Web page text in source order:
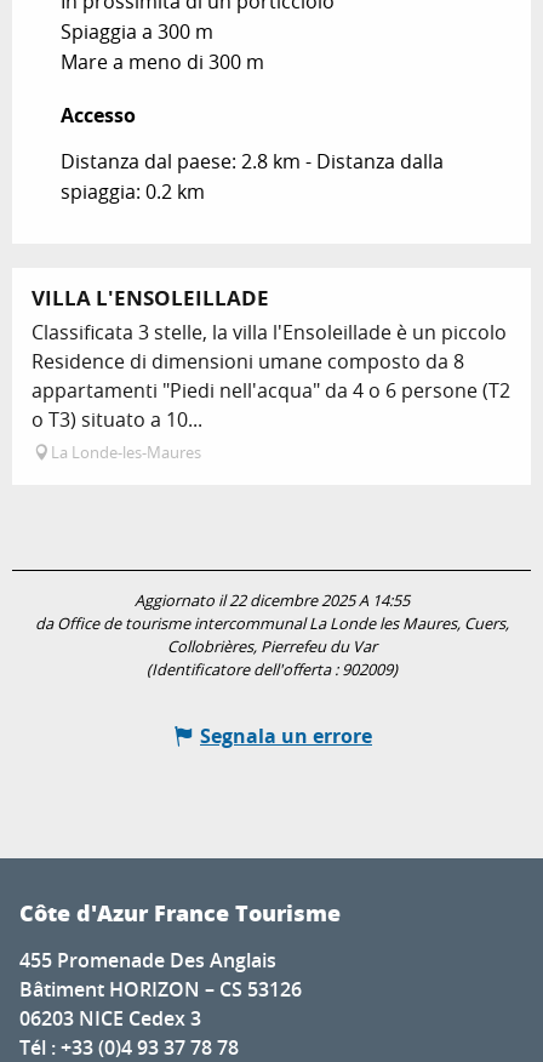
Spiaggia a 300 m
Mare a meno di 300 m
Accesso
Accesso
Distanza dal paese: 2.8 km - Distanza dalla
spiaggia: 0.2 km
VILLA L'ENSOLEILLADE
Classificata 3 stelle, la villa l'Ensoleillade è un piccolo
Residence di dimensioni umane composto da 8
appartamenti "Piedi nell'acqua" da 4 o 6 persone (T2
o T3) situato a 10...
La Londe-les-Maures
Aggiornato il 22 dicembre 2025 A 14:55
da Office de tourisme intercommunal La Londe les Maures, Cuers,
Collobrières, Pierrefeu du Var
(Identificatore dell'offerta :902009)
Segnala un errore
Côte d'Azur France Tourisme
455 Promenade Des Anglais
Bâtiment HORIZON – CS 53126
06203 NICE Cedex 3
Tél : +33 (0)4 93 37 78 78